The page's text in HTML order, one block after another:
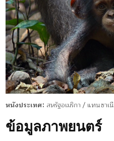
หนังประเทศ: สหรัฐอเมริกา / แทนซาเ
ข้อมูลภาพยนตร์